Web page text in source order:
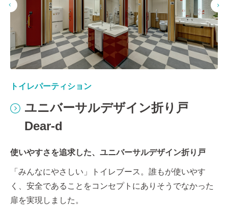
トイレパーティション
ユニバーサルデザイン折り戸
Dear-d
使いやすさを追求した、ユニバーサルデザイン折り戸
「みんなにやさしい」トイレブース。誰もが使いやす
く、安全であることをコンセプトにありそうでなかった
扉を実現しました。
ハイパーティション
スクールパーティション
SPart
学び舎と子どもたちの未来を考える学校用間仕切
子供たちの未来を考えて､これからの学びの空間づくりに
教育施設向けデザインパーティション「スパート｣をご提
案します。
ハイパーティション
スチールパーティション
EUP-Synchron
スピーディーでベーシックな60厚スチール製高耐震間仕
切 (2027年4月末廃止予定。今後Xisをご活用くださ
い。)
オフィスに求められる様々な条件を充たしたスタンダー
ドア商品
木製ハンギングドア HDW
木製ドア
木製ならではの『安らぎ』 『温もり』 『静けさ』などを
住まいの雰囲気をやさしくしてくれます。